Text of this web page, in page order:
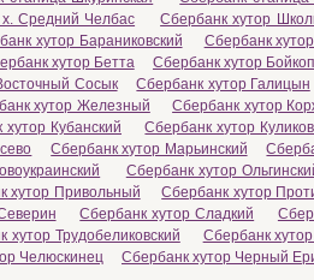
Средний Челбас Сбербанк хутор
хутор Бараниковский Сбербанк
хутор Бетта Сбербанк хутор
Сосык Сбербанк хутор Галицын
хутор Железный Сбербанк хутор
Кубанский Сбербанк хутор
Сбербанк хутор Марьинский
Сбербанк хутор
хутор Привольный Сбербанк хутор
Сбербанк хутор Сладкий
хутор Трудобеликовский Сбербанк хутор
Челюскинец Сбербанк хутор Черный